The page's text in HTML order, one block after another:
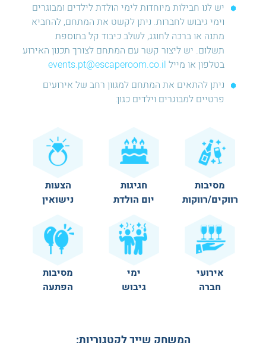
יש לנו חבילות מיוחדות לימי הולדת לילדים ומבוגרים
וימי גיבוש לחברות. ניתן לקשט את המתחם, להחביא
מתנה או ברכה לחוגג, לשלב כיבוד קל בתוספת
תשלום. יש ליצור קשר עם המתחם לצורך תכנון האירוע
בטלפון או מייל events.pt@escaperoom.co.il
ניתן להתאים את המתחם למגוון רחב של אירועים
פרטיים למבוגרים וילדים כגון:
מסיבות
רווקים/רווקות
חגיגות
יום הולדת
הצעות
נישואין
אירועי
חברה
ימי
גיבוש
מסיבות
הפתעה